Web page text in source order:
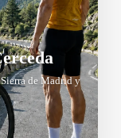
de Madrid y